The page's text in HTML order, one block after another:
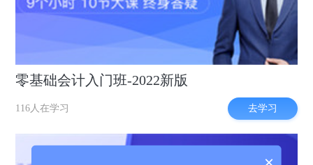
零基础会计入门班-2022新版
116人在学习 去学习